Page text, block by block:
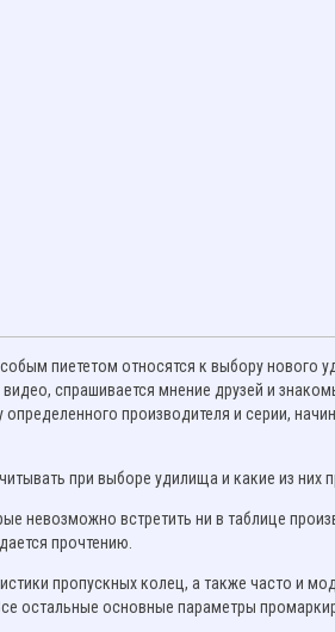
пиететом относятся к выбору нового
спрашивается мнение друзей и
определенного производителя и серии,
при выборе удилища и какие из них
невозможно встретить ни в таблице
прочтению.
пропускных колец, а также часто и
остальные основные параметры